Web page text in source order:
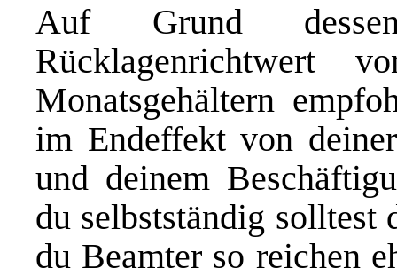
Auf Grund
Rücklagenrichtwert
Monatsgehältern
im Endeffekt von
und deinem
du selbstständig solltest
du Beamter so reichen